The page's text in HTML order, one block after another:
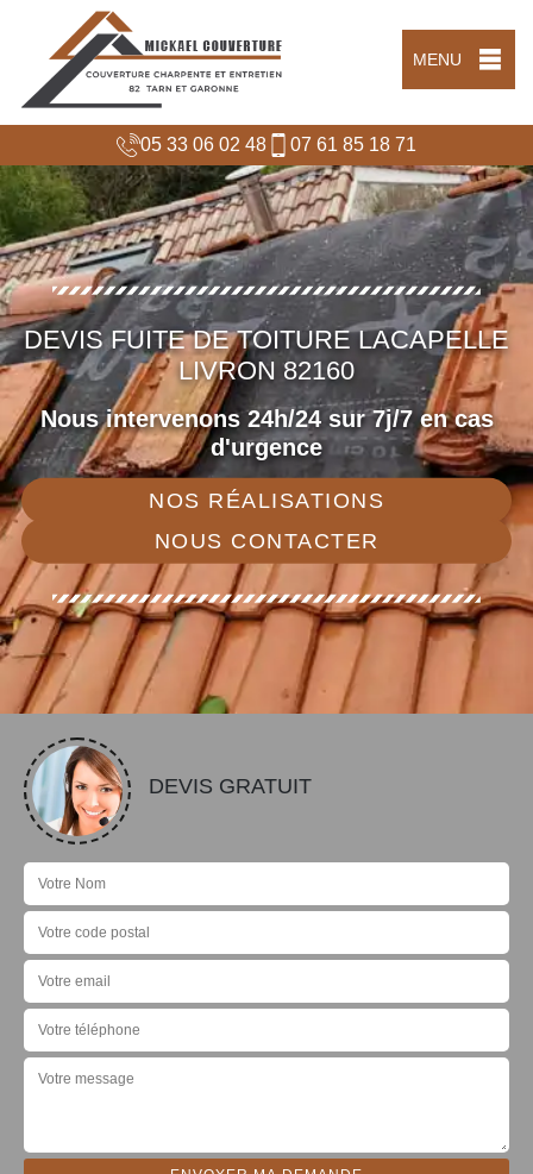
MENU
05 33 06 02 48 07 61 85 18 71
DEVIS FUITE DE TOITURE LACAPELLE
LIVRON 82160
Nous intervenons 24h/24 sur 7j/7 en cas
d'urgence
NOS RÉALISATIONS
NOUS CONTACTER
DEVIS GRATUIT